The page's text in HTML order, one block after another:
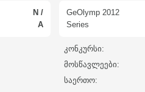
N /
A
GeOlymp 2012
Series
კონკურსი:
მოსწავლეები:
საერთო: